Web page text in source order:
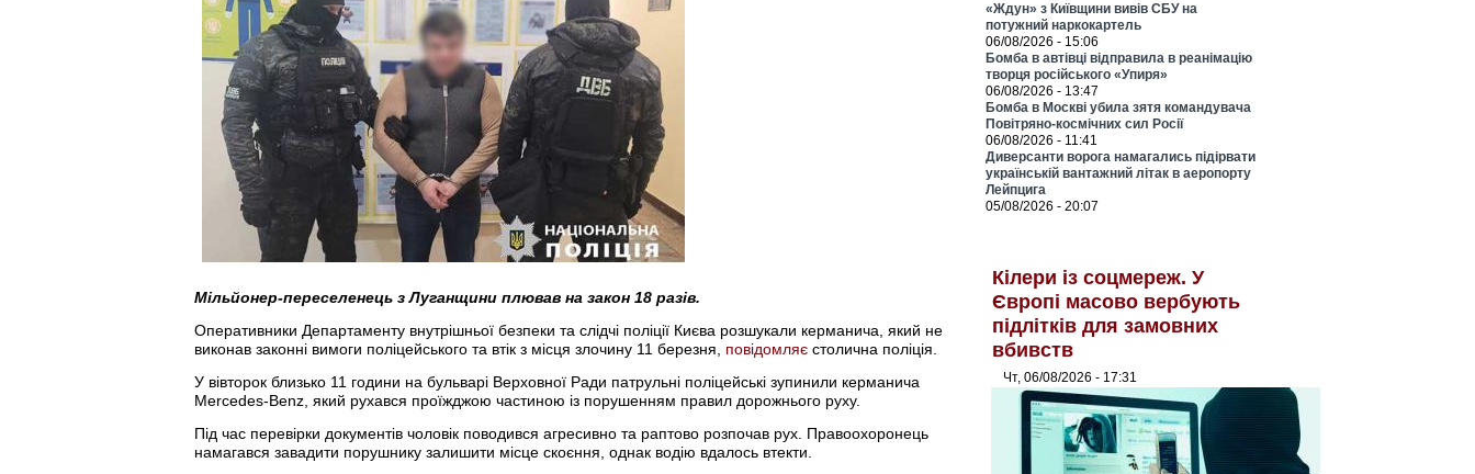
Мільйонер-переселенець з Луганщини плював на закон 18 разів.
Оперативники Департаменту внутрішньої безпеки та слідчі поліції Києва розшукали керманича, який не
виконав законні вимоги поліцейського та втік з місця злочину 11 березня, повідомляє столична поліція.
У вівторок близько 11 години на бульварі Верховної Ради патрульні поліцейські зупинили керманича
Mercedes-Benz, який рухався проїжджою частиною із порушенням правил дорожнього руху.
Під час перевірки документів чоловік поводився агресивно та раптово розпочав рух. Правоохоронець
намагався завадити порушнику залишити місце скоєння, однак водію вдалось втекти.
«Ждун» з Київщини вивів СБУ на
потужний наркокартель
06/08/2026 - 15:06
Бомба в автівці відправила в реанімацію
творця російського «Упиря»
06/08/2026 - 13:47
Бомба в Москві убила зятя командувача
Повітряно-космічних сил Росії
06/08/2026 - 11:41
Диверсанти ворога намагались підірвати
українській вантажний літак в аеропорту
Лейпцига
05/08/2026 - 20:07
Кілери із соцмереж. У
Європі масово вербують
підлітків для замовних
вбивств
Чт, 06/08/2026 - 17:31